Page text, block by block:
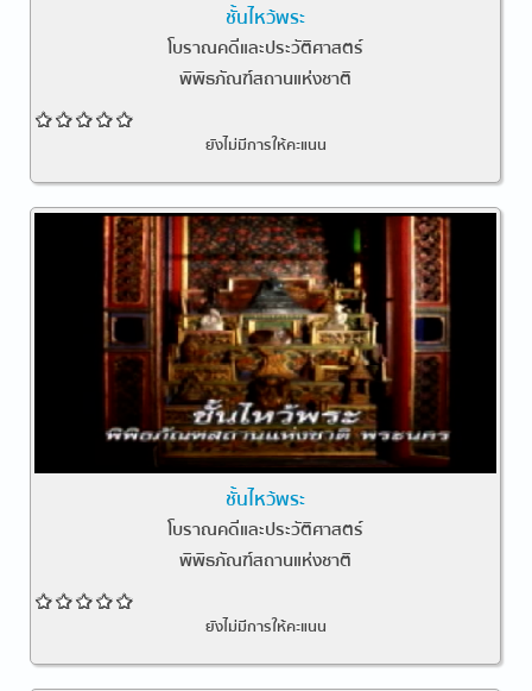
ชั้นไหว้พระ
โบราณคดีและประวัติศาสตร์
พิพิธภัณฑ์สถานแห่งชาติ
ยังไม่มีการให้คะแนน
ชั้นไหว้พระ
โบราณคดีและประวัติศาสตร์
พิพิธภัณฑ์สถานแห่งชาติ
ยังไม่มีการให้คะแนน